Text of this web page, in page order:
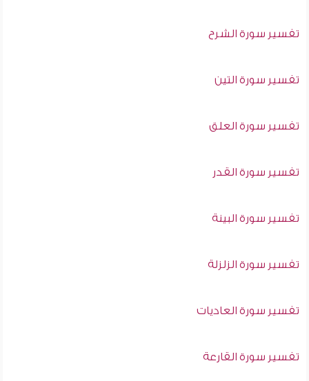
تفسير سورة الشرح
تفسير سورة التين
تفسير سورة العلق
تفسير سورة القدر
تفسير سورة البينة
تفسير سورة الزلزلة
تفسير سورة العاديات
تفسير سورة القارعة